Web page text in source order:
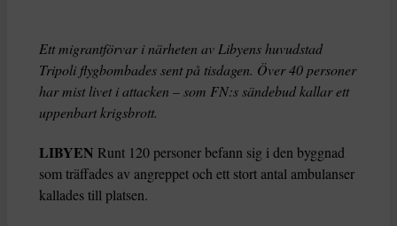
Ett migrantförvar i närheten av Libyens huvudstad
Tripoli flygbombades sent på tisdagen. Över 40 personer
har mist livet i attacken – som FN:s sändebud kallar ett
uppenbart krigsbrott.
LIBYEN Runt 120 personer befann sig i den byggnad
som träffades av angreppet och ett stort antal ambulanser
kallades till platsen.